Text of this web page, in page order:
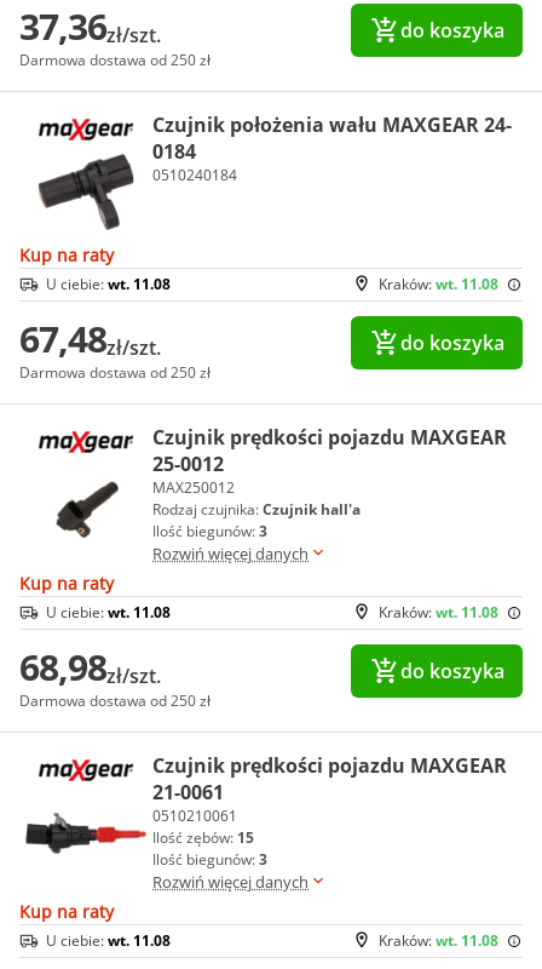
37,36zł/szt.
Darmowa dostawa od 250 zł
do koszyka
Czujnik położenia wału MAXGEAR 24-
0184
0510240184
Kup na raty
Kraków:wt. 11.08
U ciebie:wt. 11.08
67,48zł/szt.
Darmowa dostawa od 250 zł
do koszyka
Czujnik prędkości pojazdu MAXGEAR
25-0012
MAX250012
Rodzaj czujnika:Czujnik hall'a
Ilość biegunów:3
Rozwiń więcej danych
Kup na raty
Kraków:wt. 11.08
U ciebie:wt. 11.08
68,98zł/szt.
Darmowa dostawa od 250 zł
do koszyka
Czujnik prędkości pojazdu MAXGEAR
21-0061
0510210061
Ilość zębów: 15
Ilość biegunów:3
Rozwiń więcej danych
Kup na raty
Kraków:wt. 11.08
U ciebie:wt. 11.08